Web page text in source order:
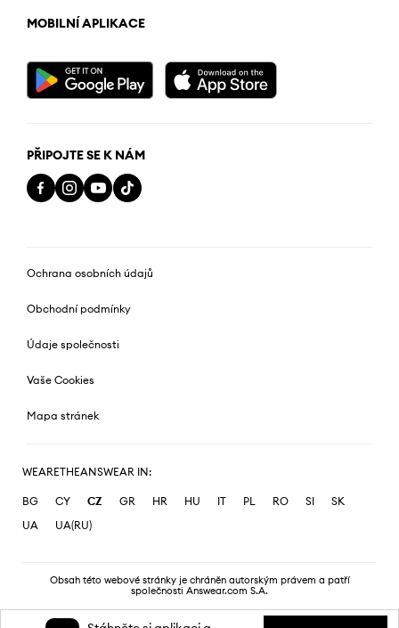
MOBILNÍ APLIKACE
PŘIPOJTE SE K NÁM
Ochrana osobních údajů
Obchodní podmínky
Údaje společnosti
Vaše Cookies
Mapa stránek
WEARETHEANSWEAR IN:
BG CY CZ GR HR HU IT PL RO SI
SK
UA
UA(RU)
Obsah této webové stránky je chráněn autorským právem a patří
společnosti Answear.com S.A.